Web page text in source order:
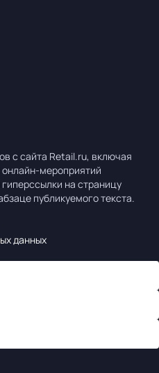
с сайта Retail.ru, включая
мероприятий
на страницу
публикуемого текста.
данных